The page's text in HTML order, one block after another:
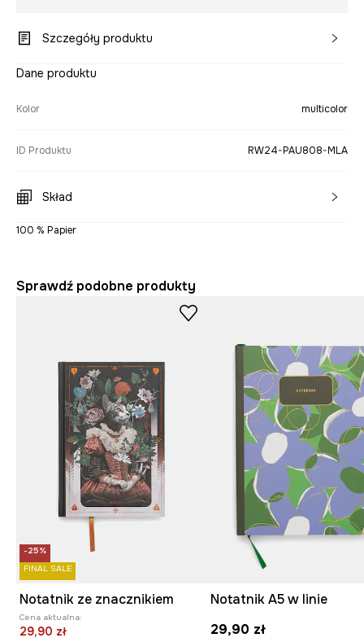
Szczegóły produktu
Dane produktu
Kolor multicolor
ID Produktu RW24-PAU808-MLA
Skład
100 % Papier
Sprawdź podobne produkty
-25%
FINAL SALE
Notatnik ze znacznikiem
Cena aktualna:
29,90 zł
Notatnik A5 w linie
29,90 zł